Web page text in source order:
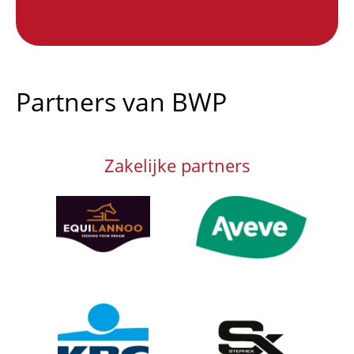
Partners van BWP
Zakelijke partners
Afbeelding Afbeelding
Afbeelding